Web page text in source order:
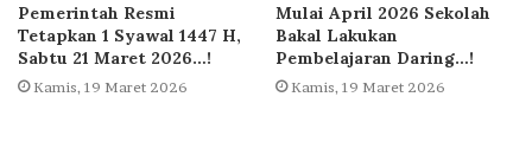
Pemerintah Resmi
Tetapkan 1 Syawal 1447 H,
Sabtu 21 Maret 2026…!
Kamis, 19 Maret 2026
Mulai April 2026 Sekolah
Bakal Lakukan
Pembelajaran Daring…!
Kamis, 19 Maret 2026